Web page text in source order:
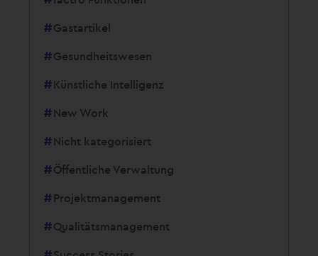
Gastartikel
Gesundheitswesen
Künstliche Intelligenz
New Work
Nicht kategorisiert
Öffentliche Verwaltung
Projektmanagement
Qualitätsmanagement